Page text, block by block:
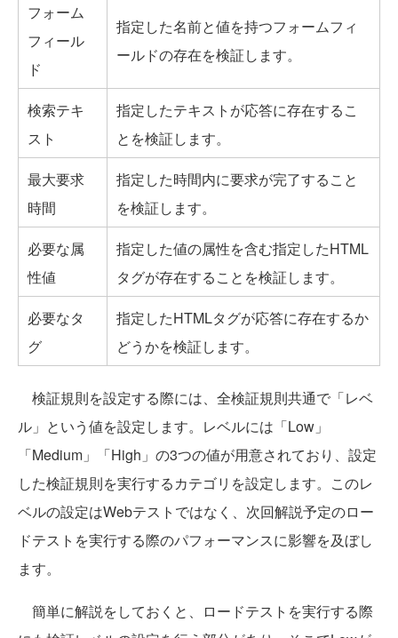
フォーム
フィール
ド
指定した名前と値を持つフォームフィ
ールドの存在を検証します。
検索テキ
スト
指定したテキストが応答に存在するこ
とを検証します。
最大要求
時間
指定した時間内に要求が完了すること
を検証します。
必要な属
性値
指定した値の属性を含む指定したHTML
タグが存在することを検証します。
必要なタ
グ
指定したHTMLタグが応答に存在するか
どうかを検証します。
検証規則を設定する際には、全検証規則共通で「レベ
ル」という値を設定します。レベルには「Low」
「Medium」「High」の3つの値が用意されており、設定
した検証規則を実行するカテゴリを設定します。このレ
ベルの設定はWebテストではなく、次回解説予定のロー
ドテストを実行する際のパフォーマンスに影響を及ぼし
ます。
簡単に解説をしておくと、ロードテストを実行する際